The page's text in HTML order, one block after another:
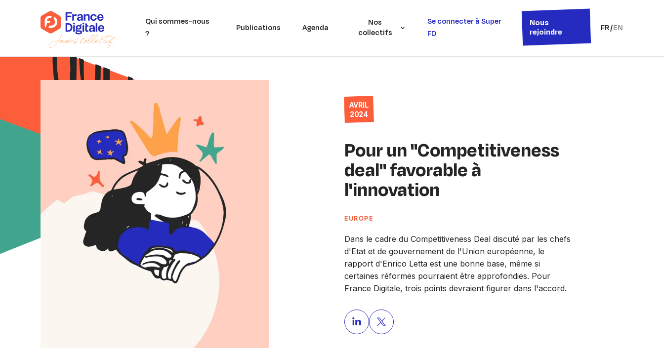
Qui sommes-nous
?
Publications Agenda
Nos
collectifs
Se connecter à Super
FD
Nous
rejoindre
FR/EN
AVRIL
2024
Pour un "Competitiveness
deal" favorable à
l'innovation
EUROPE
Dans le cadre du Competitiveness Deal discuté par les chefs
d'Etat et de gouvernement de l'Union européenne, le
rapport d'Enrico Letta est une bonne base, même si
certaines réformes pourraient être approfondies. Pour
France Digitale, trois points devraient figurer dans l'accord.